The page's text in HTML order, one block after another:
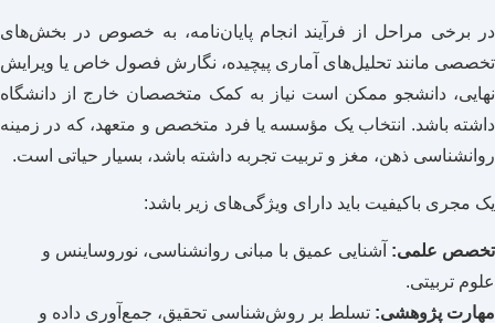
در برخی مراحل از فرآیند انجام پایان‌نامه، به خصوص در بخش‌های
تخصصی مانند تحلیل‌های آماری پیچیده، نگارش فصول خاص یا ویرایش
نهایی، دانشجو ممکن است نیاز به کمک متخصصان خارج از دانشگاه
داشته باشد. انتخاب یک مؤسسه یا فرد متخصص و متعهد، که در زمینه
روانشناسی ذهن، مغز و تربیت تجربه داشته باشد، بسیار حیاتی است.
یک مجری باکیفیت باید دارای ویژگی‌های زیر باشد:
تخصص علمی: آشنایی عمیق با مبانی روانشناسی، نوروساینس و
علوم تربیتی.
مهارت پژوهشی: تسلط بر روش‌شناسی تحقیق، جمع‌آوری داده و